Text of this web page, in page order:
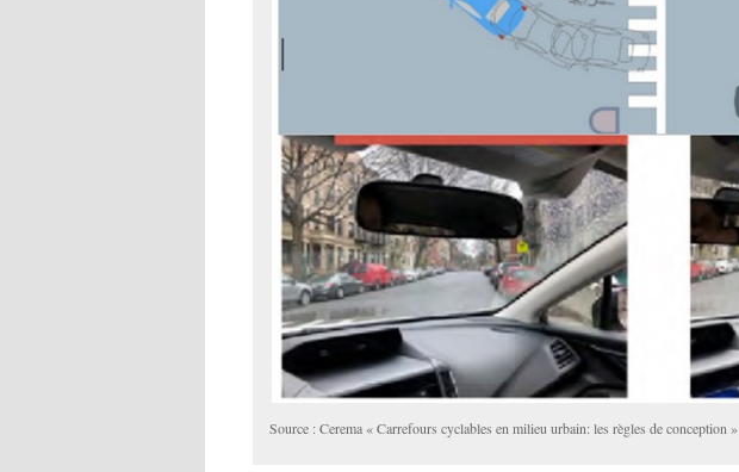
Source : Cerema « Carrefours cyclables en milieu urbain: les règles de conception »